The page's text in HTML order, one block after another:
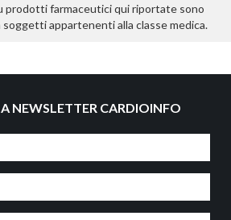
prodotti farmaceutici qui riportate sono
appartenenti alla classe medica.
NEWSLETTER CARDIOINFO